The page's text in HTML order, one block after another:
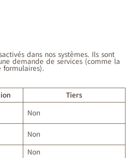
dans nos systèmes. Ils sont
demande de services (comme la
Tiers
Non
Non
Non